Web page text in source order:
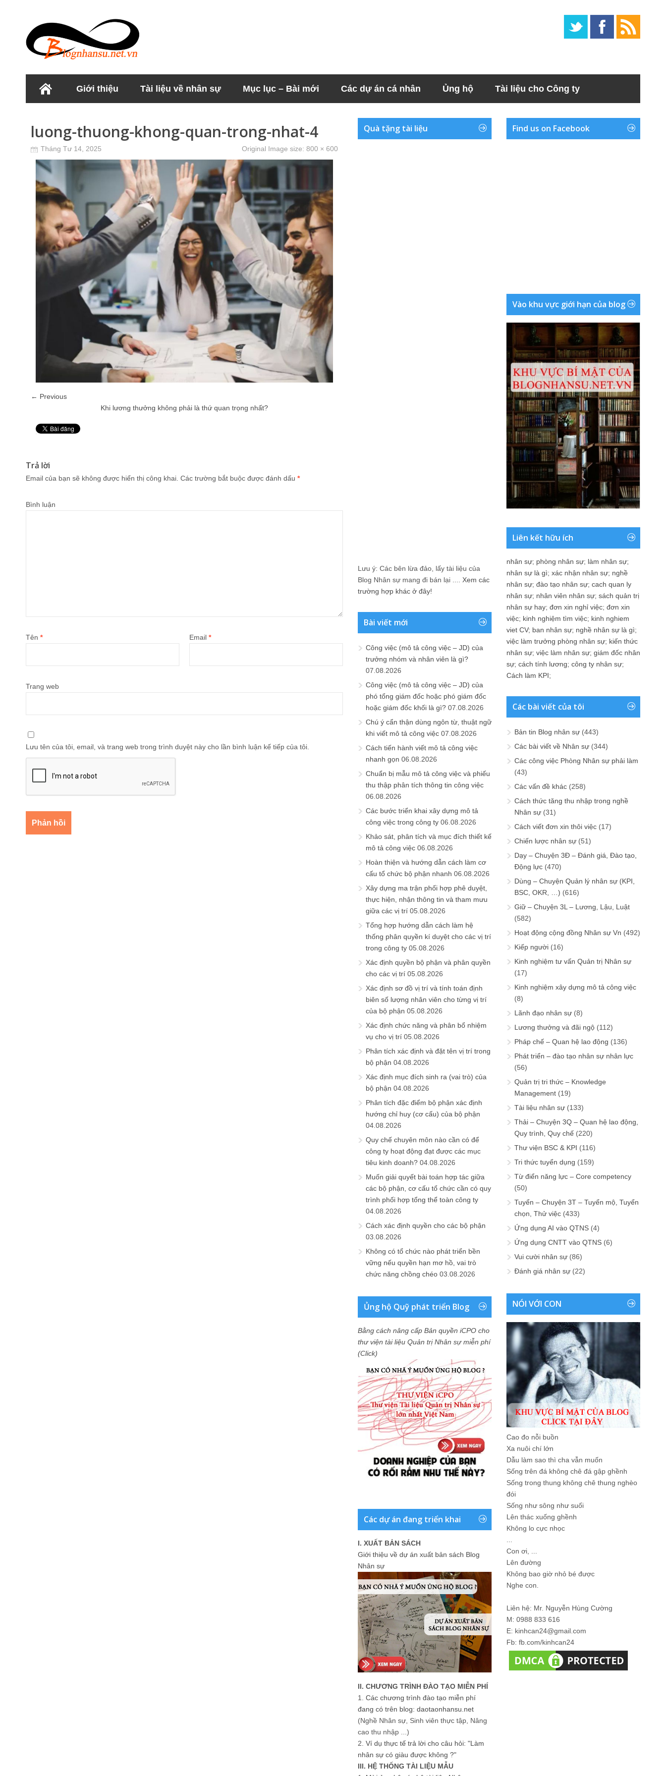
Giới thiệu Tài liệu về nhân sự Mục lục – Bài mới Các dự án cá nhân Ủng hộ Tài liệu cho Công ty
luong-thuong-khong-quan-trong-nhat-4
Tháng Tư 14, 2025 Original Image size: 800 × 600
← Previous
Khi lương thưởng không phải là thứ quan trọng nhất?
Trả lời
Email của bạn sẽ không được hiển thị công khai. Các trường bắt buộc được đánh dấu *
Bình luận
Tên * Email *
Trang web
Lưu tên của tôi, email, và trang web trong trình duyệt này cho lần bình luận kế tiếp của tôi.
Quà tặng tài liệu
Lưu ý: Các bên lừa đảo, lấy tài liệu của
Blog Nhân sự mang đi bán lại .... Xem các
trường hợp khác ở đây!
Bài viết mới
Công việc (mô tả công việc – JD) của
trưởng nhóm và nhân viên là gì?
07.08.2026
Công việc (mô tả công việc – JD) của
phó tổng giám đốc hoặc phó giám đốc
hoặc giám đốc khối là gì? 07.08.2026
Chú ý cẩn thận dùng ngôn từ, thuật ngữ
khi viết mô tả công việc 07.08.2026
Cách tiến hành viết mô tả công việc
nhanh gọn 06.08.2026
Chuẩn bị mẫu mô tả công việc và phiếu
thu thập phân tích thông tin công việc
06.08.2026
Các bước triển khai xây dựng mô tả
công việc trong công ty 06.08.2026
Khảo sát, phân tích và mục đích thiết kế
mô tả công việc 06.08.2026
Hoàn thiện và hướng dẫn cách làm cơ
cấu tổ chức bộ phận nhanh 06.08.2026
Xây dựng ma trận phối hợp phê duyệt,
thực hiện, nhận thông tin và tham mưu
giữa các vị trí 05.08.2026
Tổng hợp hướng dẫn cách làm hệ
thống phân quyền kí duyệt cho các vị trí
trong công ty 05.08.2026
Xác định quyền bộ phận và phân quyền
cho các vị trí 05.08.2026
Xác định sơ đồ vị trí và tính toán định
biên số lượng nhân viên cho từng vị trí
của bộ phận 05.08.2026
Xác định chức năng và phân bổ nhiệm
vụ cho vị trí 05.08.2026
Phân tích xác định và đặt tên vị trí trong
bộ phận 04.08.2026
Xác định mục đích sinh ra (vai trò) của
bộ phận 04.08.2026
Phân tích đặc điểm bộ phận xác định
hướng chỉ huy (cơ cấu) của bộ phận
04.08.2026
Quy chế chuyên môn nào cần có để
công ty hoạt động đạt được các mục
tiêu kinh doanh? 04.08.2026
Muốn giải quyết bài toán hợp tác giữa
các bộ phận, cơ cấu tổ chức cần có quy
trình phối hợp tổng thể toàn công ty
04.08.2026
Cách xác định quyền cho các bộ phận
03.08.2026
Không có tổ chức nào phát triển bền
vững nếu quyền hạn mơ hồ, vai trò
chức năng chồng chéo 03.08.2026
Ủng hộ Quỹ phát triển Blog
Bằng cách nâng cấp Bản quyền iCPO cho
thư viện tài liệu Quản trị Nhân sự miễn phí
(Click)
Các dự án đang triển khai
I. XUẤT BẢN SÁCH
Giới thiệu về dự án xuất bản sách Blog
Nhân sự
II. CHƯƠNG TRÌNH ĐÀO TẠO MIỄN PHÍ
1. Các chương trình đào tạo miễn phí
đang có trên blog: daotaonhansu.net
(Nghề Nhân sự, Sinh viên thực tập, Nâng
cao thu nhập ...)
2. Ví dụ thực tế trả lời cho câu hỏi: "Làm
nhân sự có giàu được không ?"
III. HỆ THỐNG TÀI LIỆU MẪU
Find us on Facebook
Vào khu vực giới hạn của blog
Liên kết hữu ích
nhân sự; phòng nhân sự; làm nhân sự;
nhân sự là gì; xác nhận nhân sự; nghề
nhân sự; đào tạo nhân sự; cach quan ly
nhân sự; nhân viên nhân sự; sách quản trị
nhân sự hay; đơn xin nghỉ việc; đơn xin
việc; kinh nghiệm tìm việc; kinh nghiem
viet CV; ban nhân sự; nghề nhân sự là gì;
việc làm trưởng phòng nhân sự; kiến thức
nhân sự; việc làm nhân sự; giám đốc nhân
sự; cách tính lương; công ty nhân sự;
Cách làm KPI;
Các bài viết của tôi
Bản tin Blog nhân sự (443)
Các bài viết về Nhân sự (344)
Các công việc Phòng Nhân sự phải làm
(43)
Các vấn đề khác (258)
Cách thức tăng thu nhập trong nghề
Nhân sự (31)
Cách viết đơn xin thôi việc (17)
Chiến lược nhân sự (51)
Dạy – Chuyện 3Đ – Đánh giá, Đào tạo,
Động lực (470)
Dùng – Chuyện Quản lý nhân sự (KPI,
BSC, OKR, …) (616)
Giữ – Chuyện 3L – Lương, Lậu, Luật
(582)
Hoạt động cộng đồng Nhân sự Vn (492)
Kiếp người (16)
Kinh nghiệm tư vấn Quản trị Nhân sự
(17)
Kinh nghiệm xây dựng mô tả công việc
(8)
Lãnh đạo nhân sự (8)
Lương thưởng và đãi ngộ (112)
Pháp chế – Quan hệ lao động (136)
Phát triển – đào tạo nhân sự nhân lực
(56)
Quản trị tri thức – Knowledge
Management (19)
Tài liệu nhân sự (133)
Thải – Chuyện 3Q – Quan hệ lao động,
Quy trình, Quy chế (220)
Thư viện BSC & KPI (116)
Tri thức tuyển dụng (159)
Từ điển năng lực – Core competency
(50)
Tuyển – Chuyện 3T – Tuyển mộ, Tuyển
chọn, Thử việc (433)
Ứng dụng AI vào QTNS (4)
Ứng dụng CNTT vào QTNS (6)
Vui cười nhân sự (86)
Đánh giá nhân sự (22)
NÓI VỚI CON
Cao đo nỗi buồn
Xa nuôi chí lớn
Dẫu làm sao thì cha vẫn muốn
Sống trên đá không chê đá gập ghềnh
Sống trong thung không chê thung nghèo
đói
Sống như sông như suối
Lên thác xuống ghềnh
Không lo cực nhọc
Con ơi, ...
Lên đường
Không bao giờ nhỏ bé được
Nghe con.
Liên hệ: Mr. Nguyễn Hùng Cường
M: 0988 833 616
E: kinhcan24@gmail.com
Fb: fb.com/kinhcan24